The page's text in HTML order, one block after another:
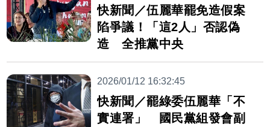
快新聞／伍麗華罷免造假案
陷爭議！「這2人」否認偽
造 全推黨中央
2026/01/12 16:32:45
快新聞／罷綠委伍麗華「不
實連署」 國民黨組發會副